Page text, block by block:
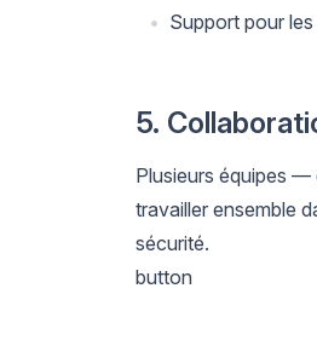
Support pour
5.
Plusieurs équipes
travailler ensemble
sécurité.
button